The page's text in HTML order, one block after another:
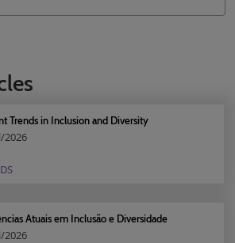
Trends in Inclusion and Diversity
2026
Atuais em Inclusão e Diversidade
2026